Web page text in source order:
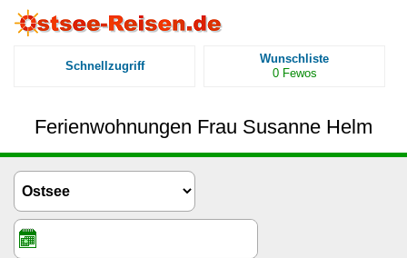
Schnellzugriff
Wunschliste
0 Fewos
Ferienwohnungen Frau Susanne Helm